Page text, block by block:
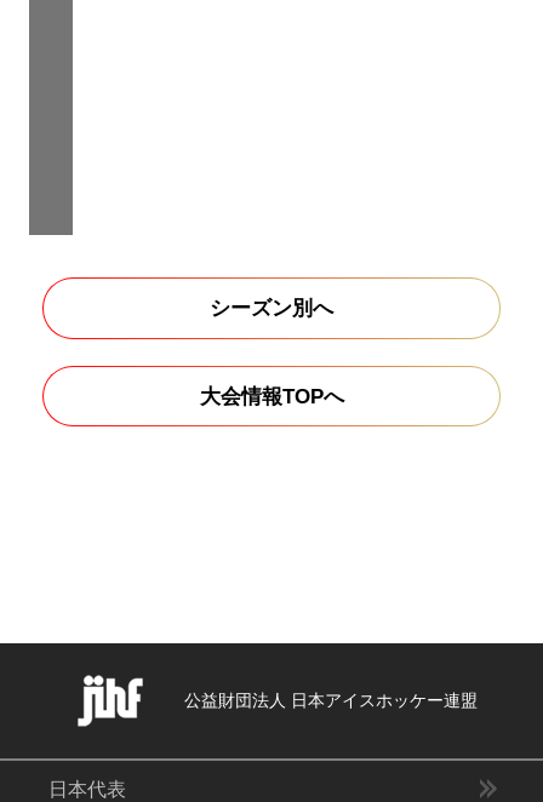
シーズン別へ
大会情報TOPへ
公益財団法人 日本アイスホッケー連盟
日本代表